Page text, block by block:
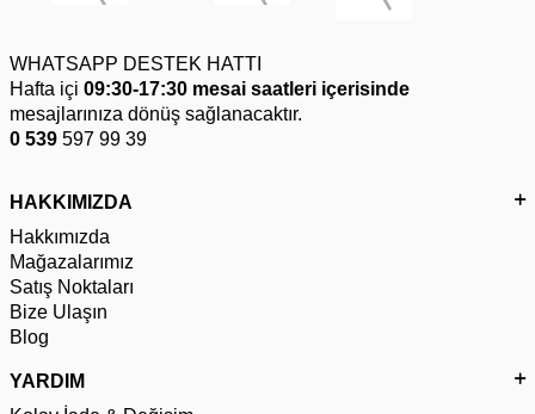
WHATSAPP DESTEK HATTI
Hafta içi 09:30-17:30 mesai saatleri içerisinde
mesajlarınıza dönüş sağlanacaktır.
0 539 597 99 39
HAKKIMIZDA
Hakkımızda
Mağazalarımız
Satış Noktaları
Bize Ulaşın
Blog
YARDIM